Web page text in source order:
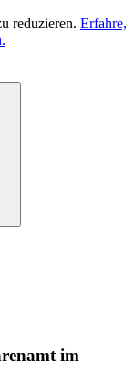
reduzieren. Erfahre,
im